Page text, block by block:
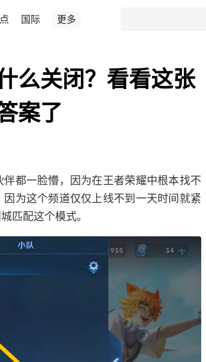
国际 更多
么关闭？看看这张
案了
都一脸懵，因为在王者荣耀中根本找不
为这个频道仅仅上线不到一天时间就紧
匹配这个模式。